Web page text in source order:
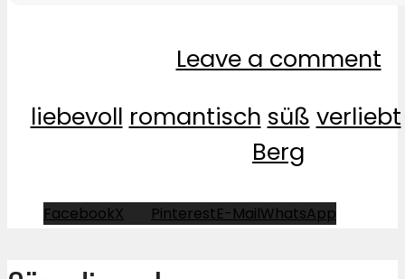
Leave a comment
liebevoll romantisch süß verliebt
Berg
FacebookX PinterestE-MailWhatsApp